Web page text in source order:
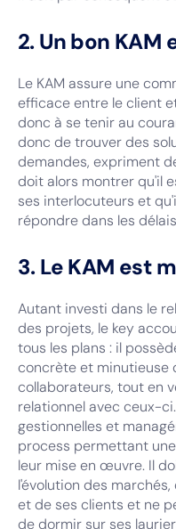
2. Un bon KAM
Le KAM assure une
efficace entre le client
donc à se tenir au
donc de trouver des
demandes, expriment
doit alors montrer qu'il
ses interlocuteurs et
répondre dans les
3. Le KAM est
Autant investi dans le
des projets, le key
tous les plans : il
concrète et minutieuse
collaborateurs, tout en
relationnel avec ceux-
gestionnelles et
process permettant
leur mise en œuvre. Il
l'évolution des
et de ses clients et ne
de dormir sur ses